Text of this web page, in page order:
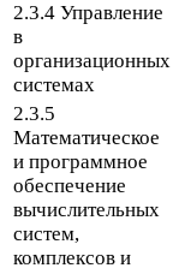
2.3.4 Управление
в
организационных
системах
2.3.5
Математическое
и программное
обеспечение
вычислительных
систем,
комплексов и